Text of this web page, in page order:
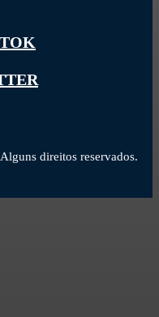
direitos reservados.